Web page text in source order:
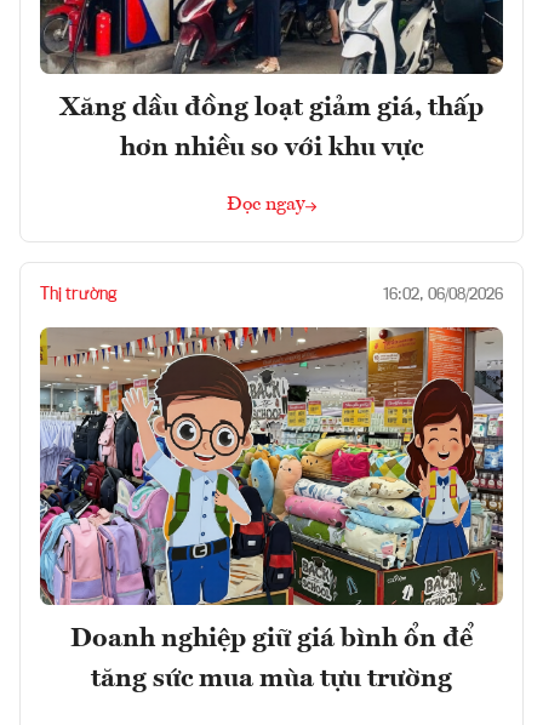
Xăng dầu đồng loạt giảm giá, thấp
hơn nhiều so với khu vực
Đọc ngay
Thị trường 16:02, 06/08/2026
Doanh nghiệp giữ giá bình ổn để
tăng sức mua mùa tựu trường